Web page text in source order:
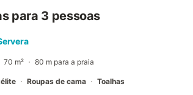
para 3 pessoas
70 m² 80 m para a praia
Roupas de cama Toalhas